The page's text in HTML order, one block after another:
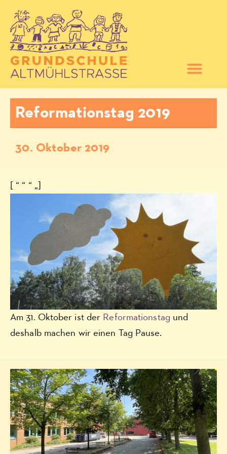
Reformationstag 2019
30. Oktober 2019
[ “ “ “ „]
Am 31. Oktober ist der Reformationstag und
deshalb machen wir einen Tag Pause.